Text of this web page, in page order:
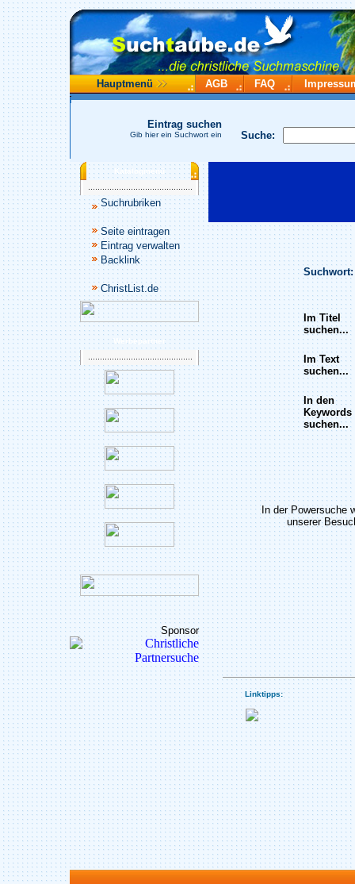
Hauptmenü AGB FAQ
Suche:
Eintrag suchen
Gib hier ein Suchwort ein
Katalogmenü
Suchrubriken
Seite eintragen
Eintrag verwalten
Backlink
ChristList.de
Werbepartner
Sponsor
Suchwort:
Im Titel
suchen...
Im Text
suchen...
In den
Keywords
suchen...
In der Powersuche
unserer
Linktipps: